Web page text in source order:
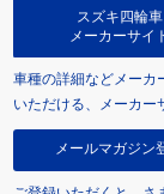
スズキ四輪車
メーカーサイ
車種の詳細などメーカ
いただける、メーカー
メールマガジン